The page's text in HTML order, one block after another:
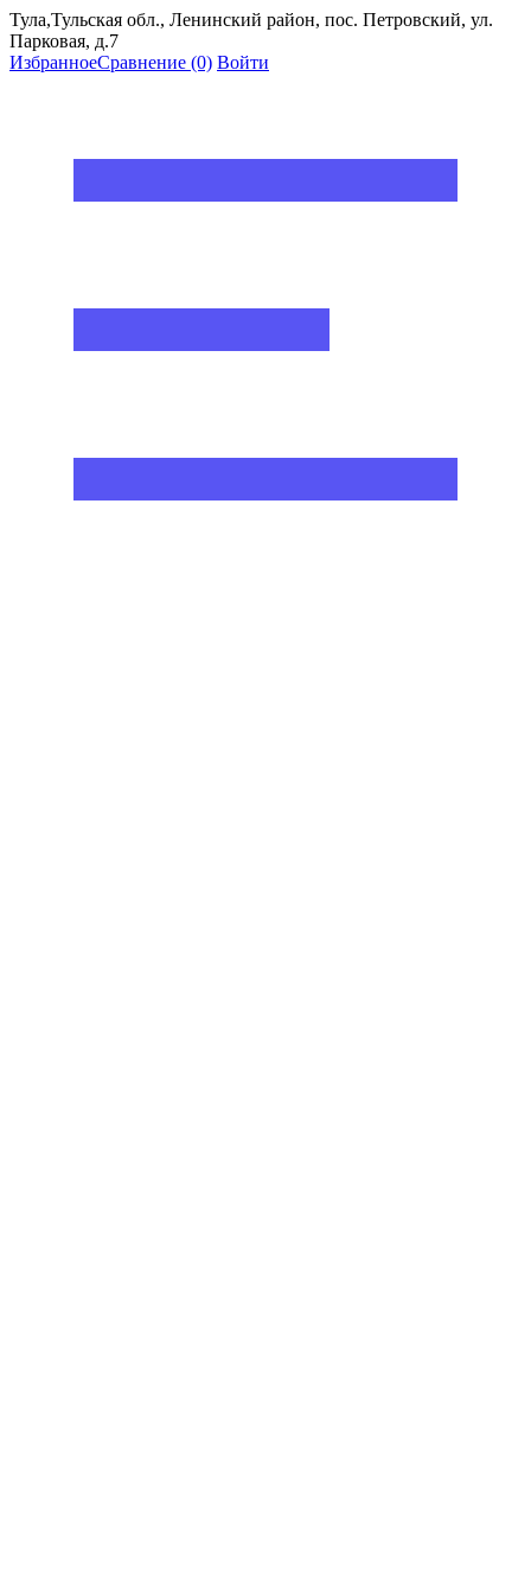
Тула,Тульская обл., Ленинский район, пос. Петровский, ул.
Парковая, д.7
ИзбранноеСравнение (0) Войти